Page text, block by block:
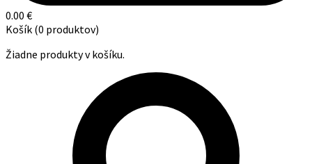
0.00 €
Košík (0 produktov)
Žiadne produkty v košíku.